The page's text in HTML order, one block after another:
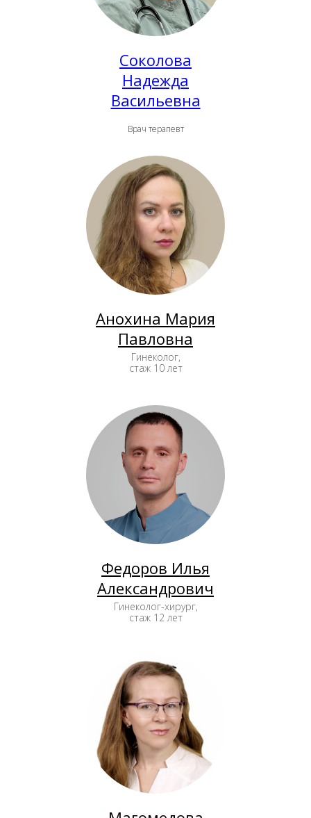
Соколова
Надежда
Васильевна
Врач терапевт
Анохина Мария
Павловна
Гинеколог,
стаж 10 лет
Федоров Илья
Александрович
Гинеколог-хирург,
стаж 12 лет